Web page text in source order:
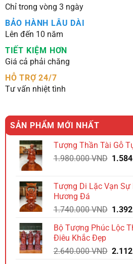
Chỉ trong vòng 3 ngày
BẢO HÀNH LÂU DÀI
Lên đến 10 năm
TIẾT KIỆM HƠN
Giá cả phải chăng
HỖ TRỢ 24/7
Tư vấn nhiệt tình
SẢN PHẨM MỚI NHẤT
Tượng Thần Tài Gỗ
1.980.000VND Giá
Tượng Di Lặc Vạn Sự
Hương Đá
1.740.000VND Giá
là:
Bộ Tượng Phúc Lộc
Điêu Khắc Đẹp
2.640.000VND Giá